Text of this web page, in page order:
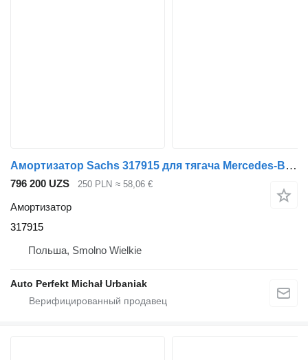
Амортизатор Sachs 317915 для тягача Mercedes-Benz Actros, Antos, Arocs
796 200 UZS 250 PLN ≈ 58,06 €
Амортизатор
317915
Польша, Smolno Wielkie
Auto Perfekt Michał Urbaniak